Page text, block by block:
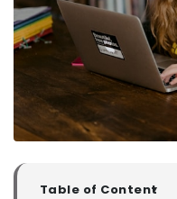
Table of Content
▼